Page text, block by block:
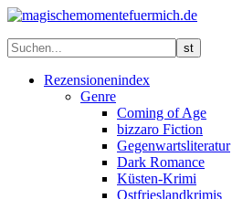
Rezensionenindex
Genre
Coming of Age
bizzaro Fiction
Gegenwartsliteratur
Dark Romance
Küsten-Krimi
Ostfrieslandkrimis